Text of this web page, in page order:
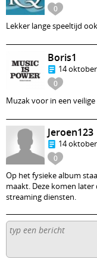
0
Lekker lange speeltijd
0
Boris1
14
Muzak voor in een veilige
0
Jeroen123
14
Op het fysieke album
maakt. Deze komen
streaming diensten.